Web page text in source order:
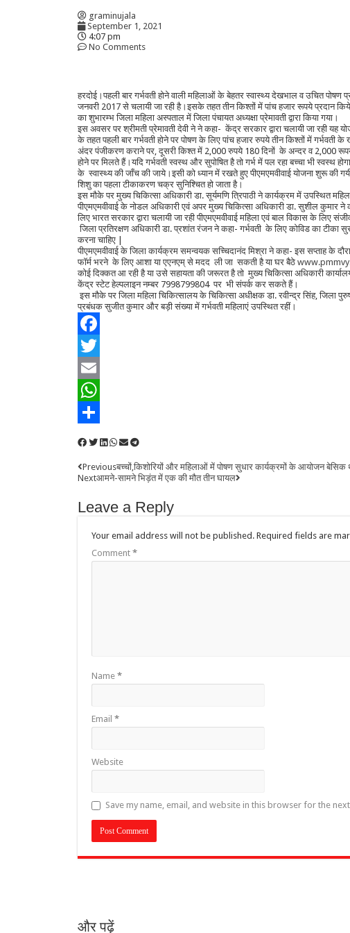
graminujala
September 1, 2021
4:07 pm
No Comments
हरदोई।पहली बार गर्भवती होने वाली महिलाओं के बेहतर स्वास्थ्य देखभाल व उचित पोषण
जनवरी 2017 से चलायी जा रही है।इसके तहत तीन किश्तों में पांच हजार रूपये प्रदान
का शुभारम्भ जिला महिला अस्पताल में जिला पंचायत अध्यक्षा प्रेमावती द्वारा किया गया।
इस अवसर पर श्रीमती प्रेमावती देवी ने ने कहा- केंद्र सरकार द्वारा चलायी जा रही
के तहत पहली बार गर्भवती होने पर पोषण के लिए पांच हजार रुपये तीन किश्तों में
अंदर पंजीकरण कराने पर, दूसरी किश्त में 2,000 रुपये 180 दिनों के अन्दर व 2,000
होने पर मिलते हैं।यदि गर्भवती स्वस्थ और सुपोषित है तो गर्भ में पल रहा बच्चा भी स्वस्थ
के स्वास्थ्य की जाँच की जाये।इसी को ध्यान में रखते हुए पीएमएमवीवाई योजना शुरू की
शिशु का पहला टीकाकरण चक्र सुनिश्चित हो जाता है।
इस मौके पर मुख्य चिकित्सा अधिकारी डा. सूर्यमणि त्रिपाठी ने कार्यक्रम में उपस्थित
पीएमएमवीवाई के नोडल अधिकारी एवं अपर मुख्य चिकित्सा अधिकारी डा. सुशील
लिए भारत सरकार द्वारा चलायी जा रही पीएमएमवीवाई महिला एवं बाल विकास के लिए
जिला प्रतिरक्षण अधिकारी डा. प्रशांत रंजन ने कहा- गर्भवती के लिए कोविड का
करना चाहिए |
पीएमएमवीवाई के जिला कार्यक्रम समन्वयक सच्चिदानंद मिश्रा ने कहा- इस सप्ताह
फॉर्म भरने के लिए आशा या एएनएम् से मदद ली जा सकती है या घर बैठे
कोई दिक्कत आ रही है या उसे सहायता की जरूरत है तो मुख्य चिकित्सा अधिकारी
केंद्र स्टेट हेल्पलाइन नम्बर 7998799804 पर भी संपर्क कर सकते हैं।
इस मौके पर जिला महिला चिकित्सालय के चिकित्सा अधीक्षक डा. रवीन्द्र सिंह, जिला
प्रबंधक सुजीत कुमार और बड़ी संख्या में गर्भवती महिलाएं उपस्थित रहीं।
Facebook
Twitter
Email
WhatsApp
Previousबच्चों,किशोरियों और महिलाओं में पोषण सुधार कार्यक्रमों के आयोजन बेसिक
Nextआमने-सामने भिड़ंत में एक की मौत तीन घायल
Leave a Reply
Your email address will not be published. Required fields are
Comment *
Name *
Email *
Website
Save my name, email, and website in this browser for the
और पढ़ें